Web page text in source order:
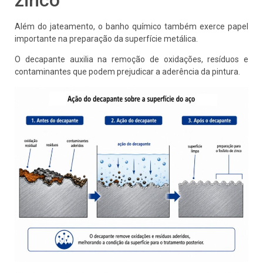
Além do jateamento, o banho químico também exerce papel
importante na preparação da superfície metálica.
O decapante auxilia na remoção de oxidações, resíduos e
contaminantes que podem prejudicar a aderência da pintura.